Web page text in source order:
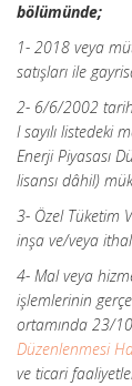
bölümünde;
1- 2018 veya
satışları ile
2- 6/6/2002
I sayılı listedeki
Enerji Piyasası
lisansı dâhil)
3- Özel Tüketim
inşa ve/veya
4- Mal veya
işlemlerinin
ortamında 23/
Düzenlenmesi
ve ticari